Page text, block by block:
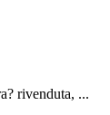
rivenduta, ...